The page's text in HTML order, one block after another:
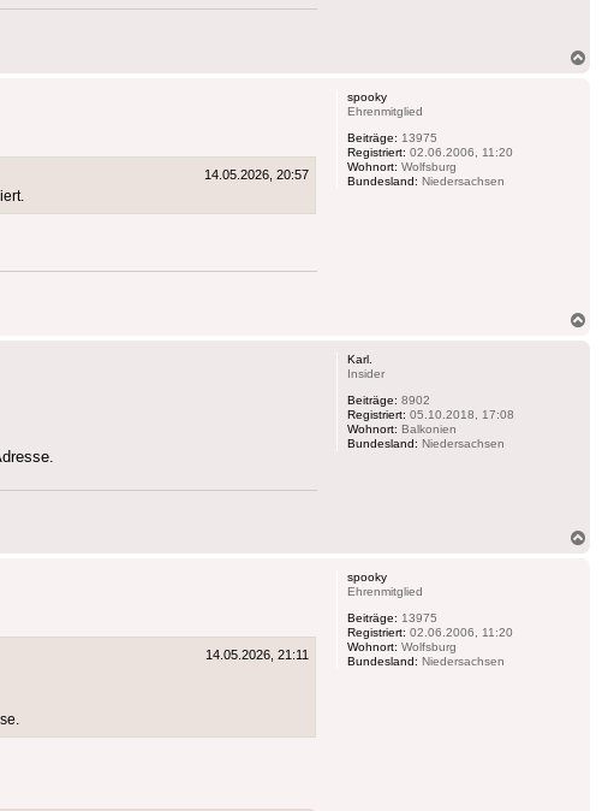
spooky
Ehrenmitglied
Beiträge: 13975
Registriert: 02.06.2006, 11:20
Wohnort: Wolfsburg
Bundesland: Niedersachsen
14.05.2026, 20:57
Karl.
Insider
Beiträge: 8902
Registriert: 05.10.2018, 17:08
Wohnort: Balkonien
Bundesland: Niedersachsen
spooky
Ehrenmitglied
Beiträge: 13975
Registriert: 02.06.2006, 11:20
Wohnort: Wolfsburg
Bundesland: Niedersachsen
14.05.2026, 21:11